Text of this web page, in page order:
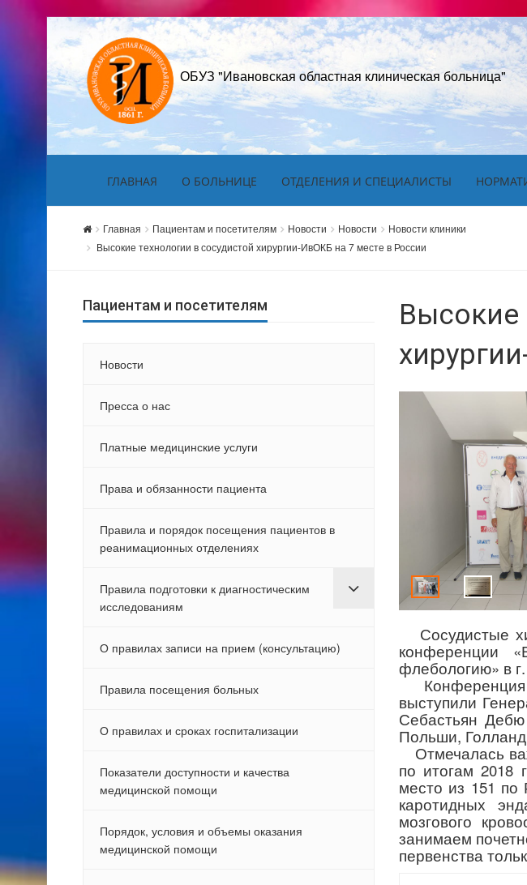
ОБУЗ "Ивановская областная клиническая больница"
ГЛАВНАЯ О БОЛЬНИЦЕ ОТДЕЛЕНИЯ И СПЕЦИАЛИСТЫ
Главная Пациентам и посетителям Новости Новости
Новости клиники
Высокие технологии в сосудистой хирургии-ИвОКБ на 7 месте в России
Пациентам и посетителям
Новости
Пресса о нас
Платные медицинские услуги
Права и обязанности пациента
Правила и порядок посещения пациентов в
реанимационных отделениях
Правила подготовки к диагностическим
исследованиям
О правилах записи на прием (консультацию)
Правила посещения больных
О правилах и сроках госпитализации
Показатели доступности и качества
медицинской помощи
Порядок, условия и объемы оказания
медицинской помощи
Высокие
Сосудистые
конференции
флебологию» в
Конференция
выступили
Себастьян
Польши,
Отмечалась
по итогам 2018
место из 151 по
каротидных
мозгового
занимаем
первенства